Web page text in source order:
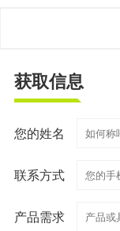
获取信息
您的姓名
联系方式
产品需求